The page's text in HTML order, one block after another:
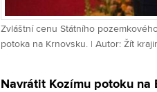
Zvláštní cenu Státního
potoka na Krnovsku. | Autor: Žít
Navrátit Kozímu potoku